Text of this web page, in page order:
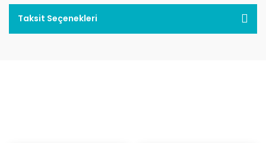
Taksit Seçenekleri